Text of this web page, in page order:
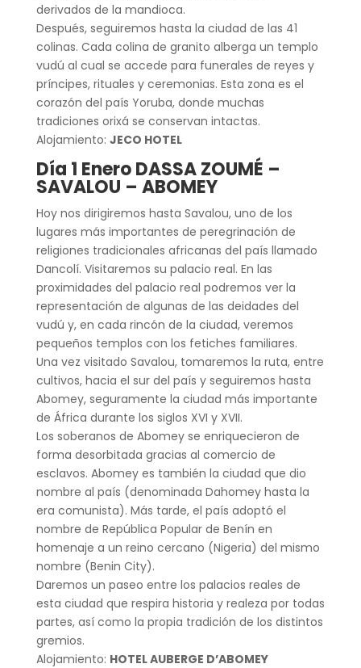
derivados de la mandioca.
Después, seguiremos hasta la ciudad de las 41
colinas. Cada colina de granito alberga un templo
vudú al cual se accede para funerales de reyes y
príncipes, rituales y ceremonias. Esta zona es el
corazón del país Yoruba, donde muchas
tradiciones orixá se conservan intactas.
Alojamiento: JECO HOTEL
Día 1 Enero DASSA ZOUMÉ –
SAVALOU – ABOMEY
Hoy nos dirigiremos hasta Savalou, uno de los
lugares más importantes de peregrinación de
religiones tradicionales africanas del país llamado
Dancolí. Visitaremos su palacio real. En las
proximidades del palacio real podremos ver la
representación de algunas de las deidades del
vudú y, en cada rincón de la ciudad, veremos
pequeños templos con los fetiches familiares.
Una vez visitado Savalou, tomaremos la ruta, entre
cultivos, hacia el sur del país y seguiremos hasta
Abomey, seguramente la ciudad más importante
de África durante los siglos XVI y XVII.
Los soberanos de Abomey se enriquecieron de
forma desorbitada gracias al comercio de
esclavos. Abomey es también la ciudad que dio
nombre al país (denominada Dahomey hasta la
era comunista). Más tarde, el país adoptó el
nombre de República Popular de Benín en
homenaje a un reino cercano (Nigeria) del mismo
nombre (Benin City).
Daremos un paseo entre los palacios reales de
esta ciudad que respira historia y realeza por todas
partes, así como la propia tradición de los distintos
gremios.
Alojamiento: HOTEL AUBERGE D’ABOMEY